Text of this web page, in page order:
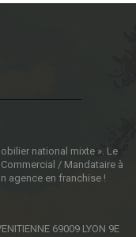
national mixte ». Le
/ Mandataire à
agence en franchise !
69009 LYON 9E